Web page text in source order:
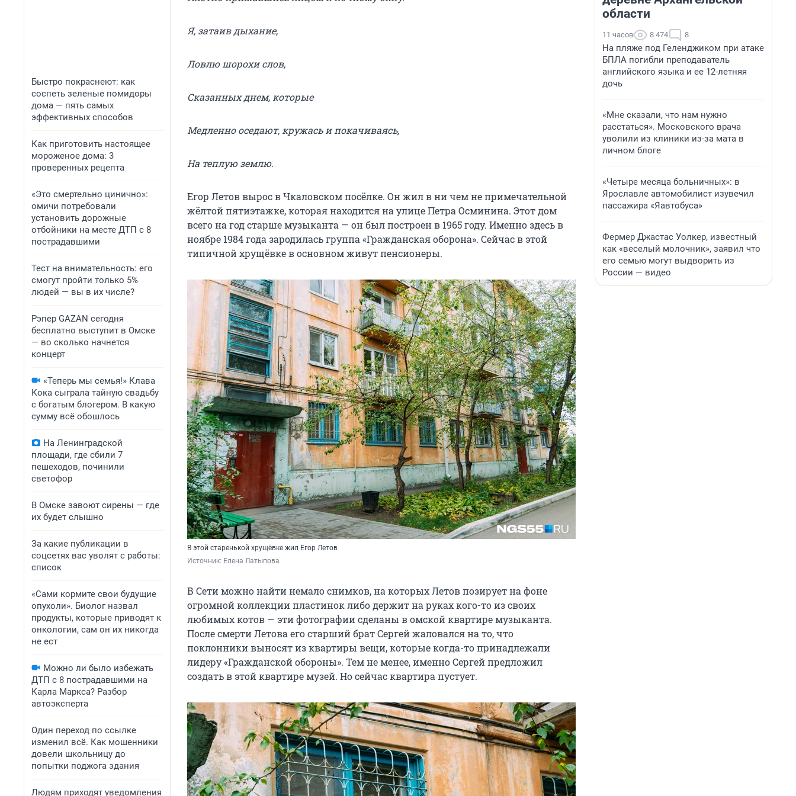
Быстро покраснеют: как
соспеть зеленые помидоры
дома — пять самых
эффективных способов
Как приготовить настоящее
мороженое дома: 3
проверенных рецепта
«Это смертельно цинично»:
омичи потребовали
установить дорожные
отбойники на месте ДТП с 8
пострадавшими
Тест на внимательность: его
смогут пройти только 5%
людей — вы в их числе?
Рэпер GAZAN сегодня
бесплатно выступит в Омске
— во сколько начнется
концерт
«Теперь мы семья!» Клава
Кока сыграла тайную свадьбу
с богатым блогером. В какую
сумму всё обошлось
На Ленинградской
площади, где сбили 7
пешеходов, починили
светофор
В Омске завоют сирены — где
их будет слышно
За какие публикации в
соцсетях вас уволят с работы:
список
«Сами кормите свои будущие
опухоли». Биолог назвал
продукты, которые приводят к
онкологии, сам он их никогда
не ест
Можно ли было избежать
ДТП с 8 пострадавшими на
Карла Маркса? Разбор
автоэксперта
Один переход по ссылке
изменил всё. Как мошенники
довели школьницу до
попытки поджога здания
Людям приходят уведомления
Я, затаив дыхание,
Ловлю шорохи слов,
Сказанных днем, которые
Медленно оседают, кружась и покачиваясь,
На теплую землю.
Егор Летов вырос в Чкаловском посёлке. Он жил в ни чем не примечательной
жёлтой пятиэтажке, которая находится на улице Петра Осминина. Этот дом
всего на год старше музыканта — он был построен в 1965 году. Именно здесь в
ноябре 1984 года зародилась группа «Гражданская оборона». Сейчас в этой
типичной хрущёвке в основном живут пенсионеры.
В этой старенькой хрущёвке жил Егор Летов
Источник: Елена Латыпова
В Сети можно найти немало снимков, на которых Летов позирует на фоне
огромной коллекции пластинок либо держит на руках кого-то из своих
любимых котов — эти фотографии сделаны в омской квартире музыканта.
После смерти Летова его старший брат Сергей жаловался на то, что
поклонники выносят из квартиры вещи, которые когда-то принадлежали
лидеру «Гражданской обороны». Тем не менее, именно Сергей предложил
создать в этой квартире музей. Но сейчас квартира пустует.
области
11 часов 8 474 8
На пляже под Геленджиком при атаке
БПЛА погибли преподаватель
английского языка и ее 12-летняя
дочь
«Мне сказали, что нам нужно
расстаться». Московского врача
уволили из клиники из-за мата в
личном блоге
«Четыре месяца больничных»: в
Ярославле автомобилист изувечил
пассажира «Яавтобуса»
Фермер Джастас Уолкер, известный
как «веселый молочник», заявил что
его семью могут выдворить из
России — видео